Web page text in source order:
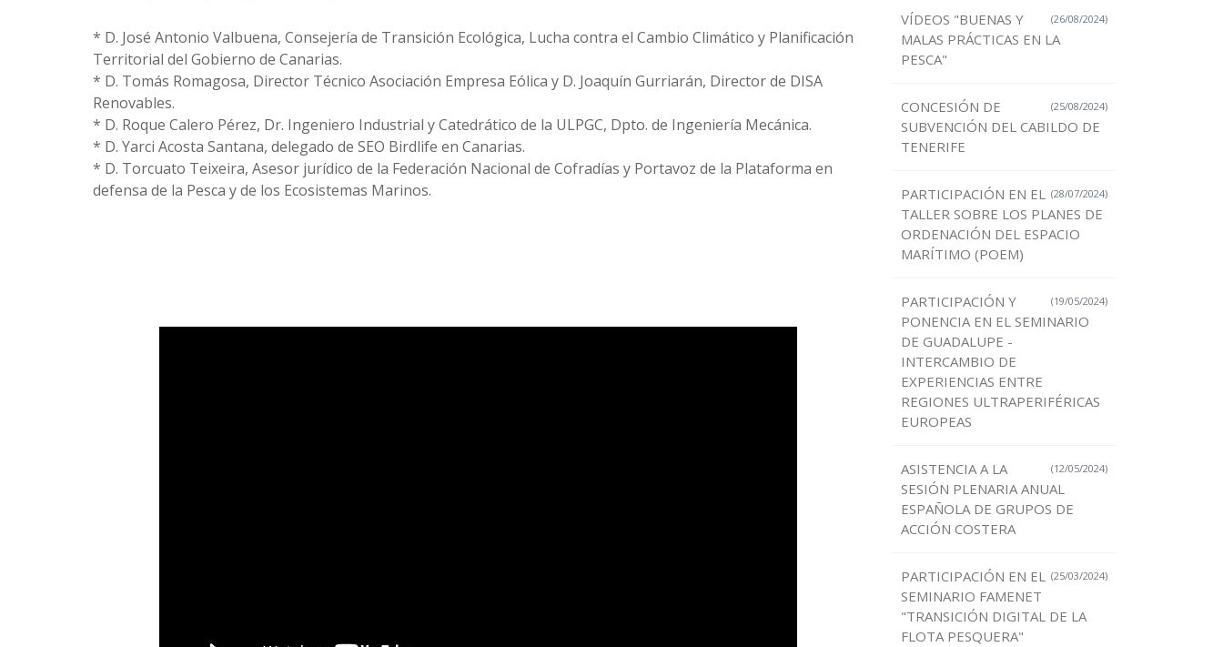
* D. José Antonio Valbuena, Consejería de Transición Ecológica, Lucha contra el Cambio Climático y Planificación
Territorial del Gobierno de Canarias.
* D. Tomás Romagosa, Director Técnico Asociación Empresa Eólica y D. Joaquín Gurriarán, Director de DISA
Renovables.
* D. Roque Calero Pérez, Dr. Ingeniero Industrial y Catedrático de la ULPGC, Dpto. de Ingeniería Mecánica.
* D. Yarci Acosta Santana, delegado de SEO Birdlife en Canarias.
* D. Torcuato Teixeira, Asesor jurídico de la Federación Nacional de Cofradías y Portavoz de la Plataforma en
defensa de la Pesca y de los Ecosistemas Marinos.
(26/08/2024)
VÍDEOS "BUENAS Y
MALAS PRÁCTICAS EN LA
PESCA"
(25/08/2024)
CONCESIÓN DE
SUBVENCIÓN DEL CABILDO DE
TENERIFE
(28/07/2024)
PARTICIPACIÓN EN EL
TALLER SOBRE LOS PLANES DE
ORDENACIÓN DEL ESPACIO
MARÍTIMO (POEM)
(19/05/2024)
PARTICIPACIÓN Y
PONENCIA EN EL SEMINARIO
DE GUADALUPE -
INTERCAMBIO DE
EXPERIENCIAS ENTRE
REGIONES ULTRAPERIFÉRICAS
EUROPEAS
(12/05/2024)
ASISTENCIA A LA
SESIÓN PLENARIA ANUAL
ESPAÑOLA DE GRUPOS DE
ACCIÓN COSTERA
(25/03/2024)
PARTICIPACIÓN EN EL
SEMINARIO FAMENET
"TRANSICIÓN DIGITAL DE LA
FLOTA PESQUERA"